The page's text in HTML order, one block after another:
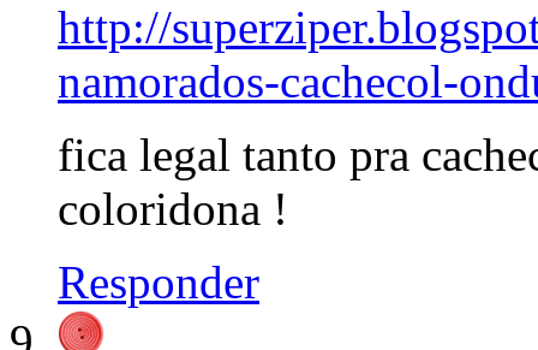
http://
namorados-cachecol-
fica legal tanto pra
coloridona !
Responder